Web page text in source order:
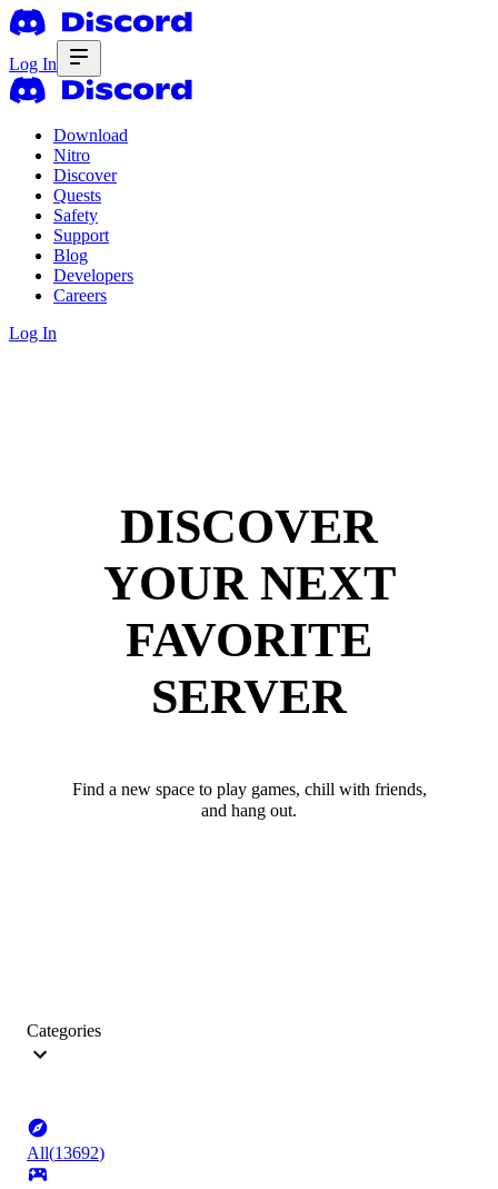
Log In
Download
Nitro
Discover
Quests
Safety
Support
Blog
Developers
Careers
Log In
DISCOVER
YOUR NEXT
FAVORITE
SERVER
Find a new space to play games, chill with friends,
and hang out.
Categories
All(13692)